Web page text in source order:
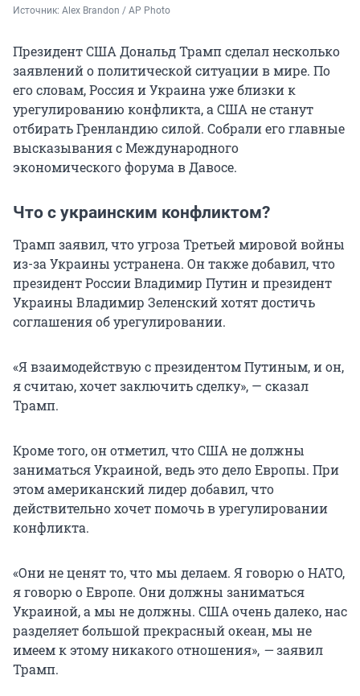
Источник: Alex Brandon / AP Photo
Президент США Дональд Трамп сделал несколько
заявлений о политической ситуации в мире. По
его словам, Россия и Украина уже близки к
урегулированию конфликта, а США не станут
отбирать Гренландию силой. Собрали его главные
высказывания с Международного
экономического форума в Давосе.
Что с украинским конфликтом?
Трамп заявил, что угроза Третьей мировой войны
из-за Украины устранена. Он также добавил, что
президент России Владимир Путин и президент
Украины Владимир Зеленский хотят достичь
соглашения об урегулировании.
«Я взаимодействую с президентом Путиным, и он,
я считаю, хочет заключить сделку», — сказал
Трамп.
Кроме того, он отметил, что США не должны
заниматься Украиной, ведь это дело Европы. При
этом американский лидер добавил, что
действительно хочет помочь в урегулировании
конфликта.
«Они не ценят то, что мы делаем. Я говорю о НАТО,
я говорю о Европе. Они должны заниматься
Украиной, а мы не должны. США очень далеко, нас
разделяет большой прекрасный океан, мы не
имеем к этому никакого отношения», —заявил
Трамп.